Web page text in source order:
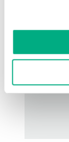
unserer